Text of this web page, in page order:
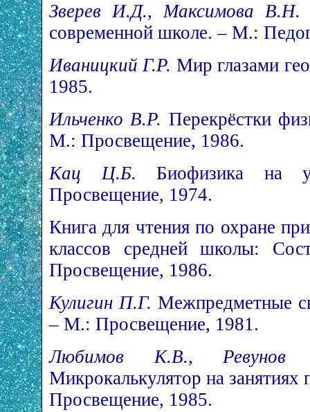
Зверев И.Д., Максимова
современной школе. – М.:
Иваницкий Г.Р. Мир глазами
1985.
Ильченко В.Р. Перекрёстки
М.: Просвещение, 1986.
Кац Ц.Б.Биофизика на
Просвещение, 1974.
Книга для чтения по охране
классов средней школы:
Просвещение, 1986.
Кулигин П.Г. Межпредметные
– М.: Просвещение, 1981.
Любимов К.В.,
Микрокалькулятор на
Просвещение, 1985.